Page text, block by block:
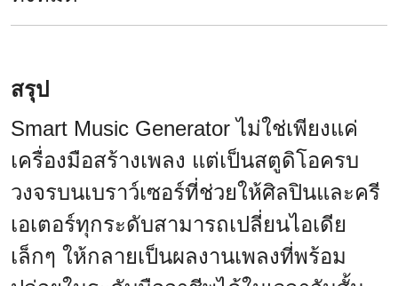
สรุป
Smart Music Generator ไม่ใช่เพียงแค่
เครื่องมือสร้างเพลง แต่เป็นสตูดิโอครบ
วงจรบนเบราว์เซอร์ที่ช่วยให้ศิลปินและครี
เอเตอร์ทุกระดับสามารถเปลี่ยนไอเดีย
เล็กๆ ให้กลายเป็นผลงานเพลงที่พร้อม